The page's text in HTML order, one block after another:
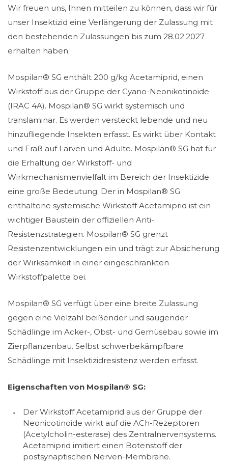
Wir freuen uns, Ihnen mitteilen zu können, dass wir für
unser Insektizid eine Verlängerung der Zulassung mit
den bestehenden Zulassungen bis zum 28.02.2027
erhalten haben.
Mospilan® SG enthält 200 g/kg Acetamiprid, einen
Wirkstoff aus der Gruppe der Cyano-Neonikotinoide
(IRAC 4A). Mospilan® SG wirkt systemisch und
translaminar. Es werden versteckt lebende und neu
hinzufliegende Insekten erfasst. Es wirkt über Kontakt
und Fraß auf Larven und Adulte. Mospilan® SG hat für
die Erhaltung der Wirkstoff- und
Wirkmechanismenvielfalt im Bereich der Insektizide
eine große Bedeutung. Der in Mospilan® SG
enthaltene systemische Wirkstoff Acetamiprid ist ein
wichtiger Baustein der offiziellen Anti-
Resistenzstrategien. Mospilan® SG grenzt
Resistenzentwicklungen ein und trägt zur Absicherung
der Wirksamkeit in einer eingeschränkten
Wirkstoffpalette bei.
Mospilan® SG verfügt über eine breite Zulassung
gegen eine Vielzahl beißender und saugender
Schädlinge im Acker-, Obst- und Gemüsebau sowie im
Zierpflanzenbau. Selbst schwerbekämpfbare
Schädlinge mit Insektizidresistenz werden erfasst.
Eigenschaften von Mospilan® SG:
Der Wirkstoff Acetamiprid aus der Gruppe der
Neonicotinoide wirkt auf die ACh-Rezeptoren
(Acetylcholin-esterase) des Zentralnervensystems.
Acetamiprid imitiert einen Botenstoff der
postsynaptischen Nerven-Membrane.